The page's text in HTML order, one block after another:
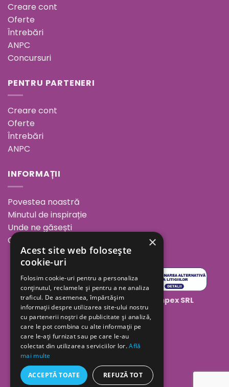
Creare cont
Oferte
Întrebări
ANPC
Concursuri
PENTRU PARTENERI
Creare cont
Oferte
Întrebări
ANPC
INFORMAȚII
Povestea noastră
Minutul de inspirație
Unde ne găsești
Cariere
Copyright 2026 ©Geolaila Comimpex SRL
×
Acest site web folosește
cookie-uri
Folosim cookie-uri pentru a personaliza
conținutul, reclamele și pentru a ne analiza
traficul. De asemenea, împărtășim
informații despre utilizarea site-ului nostru
cu partenerii noștri de publicitate și analiză,
care le pot combina cu alte informații pe
care le-ați furnizat sau pe care le-au
colectat din utilizarea serviciilor lor.Află
mai multe
ACCEPTĂ TOATE REFUZĂ TOT